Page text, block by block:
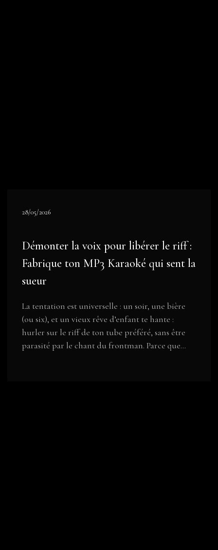
28/05/2026
Démonter la voix pour libérer le riff :
Fabrique ton MP3 Karaoké qui sent la
sueur
La tentation est universelle : un soir, une bière
(ou six), et un vieux rêve d’enfant te hante :
hurler sur le riff de ton tube préféré, sans être
parasité par le chant du frontman. Parce que...